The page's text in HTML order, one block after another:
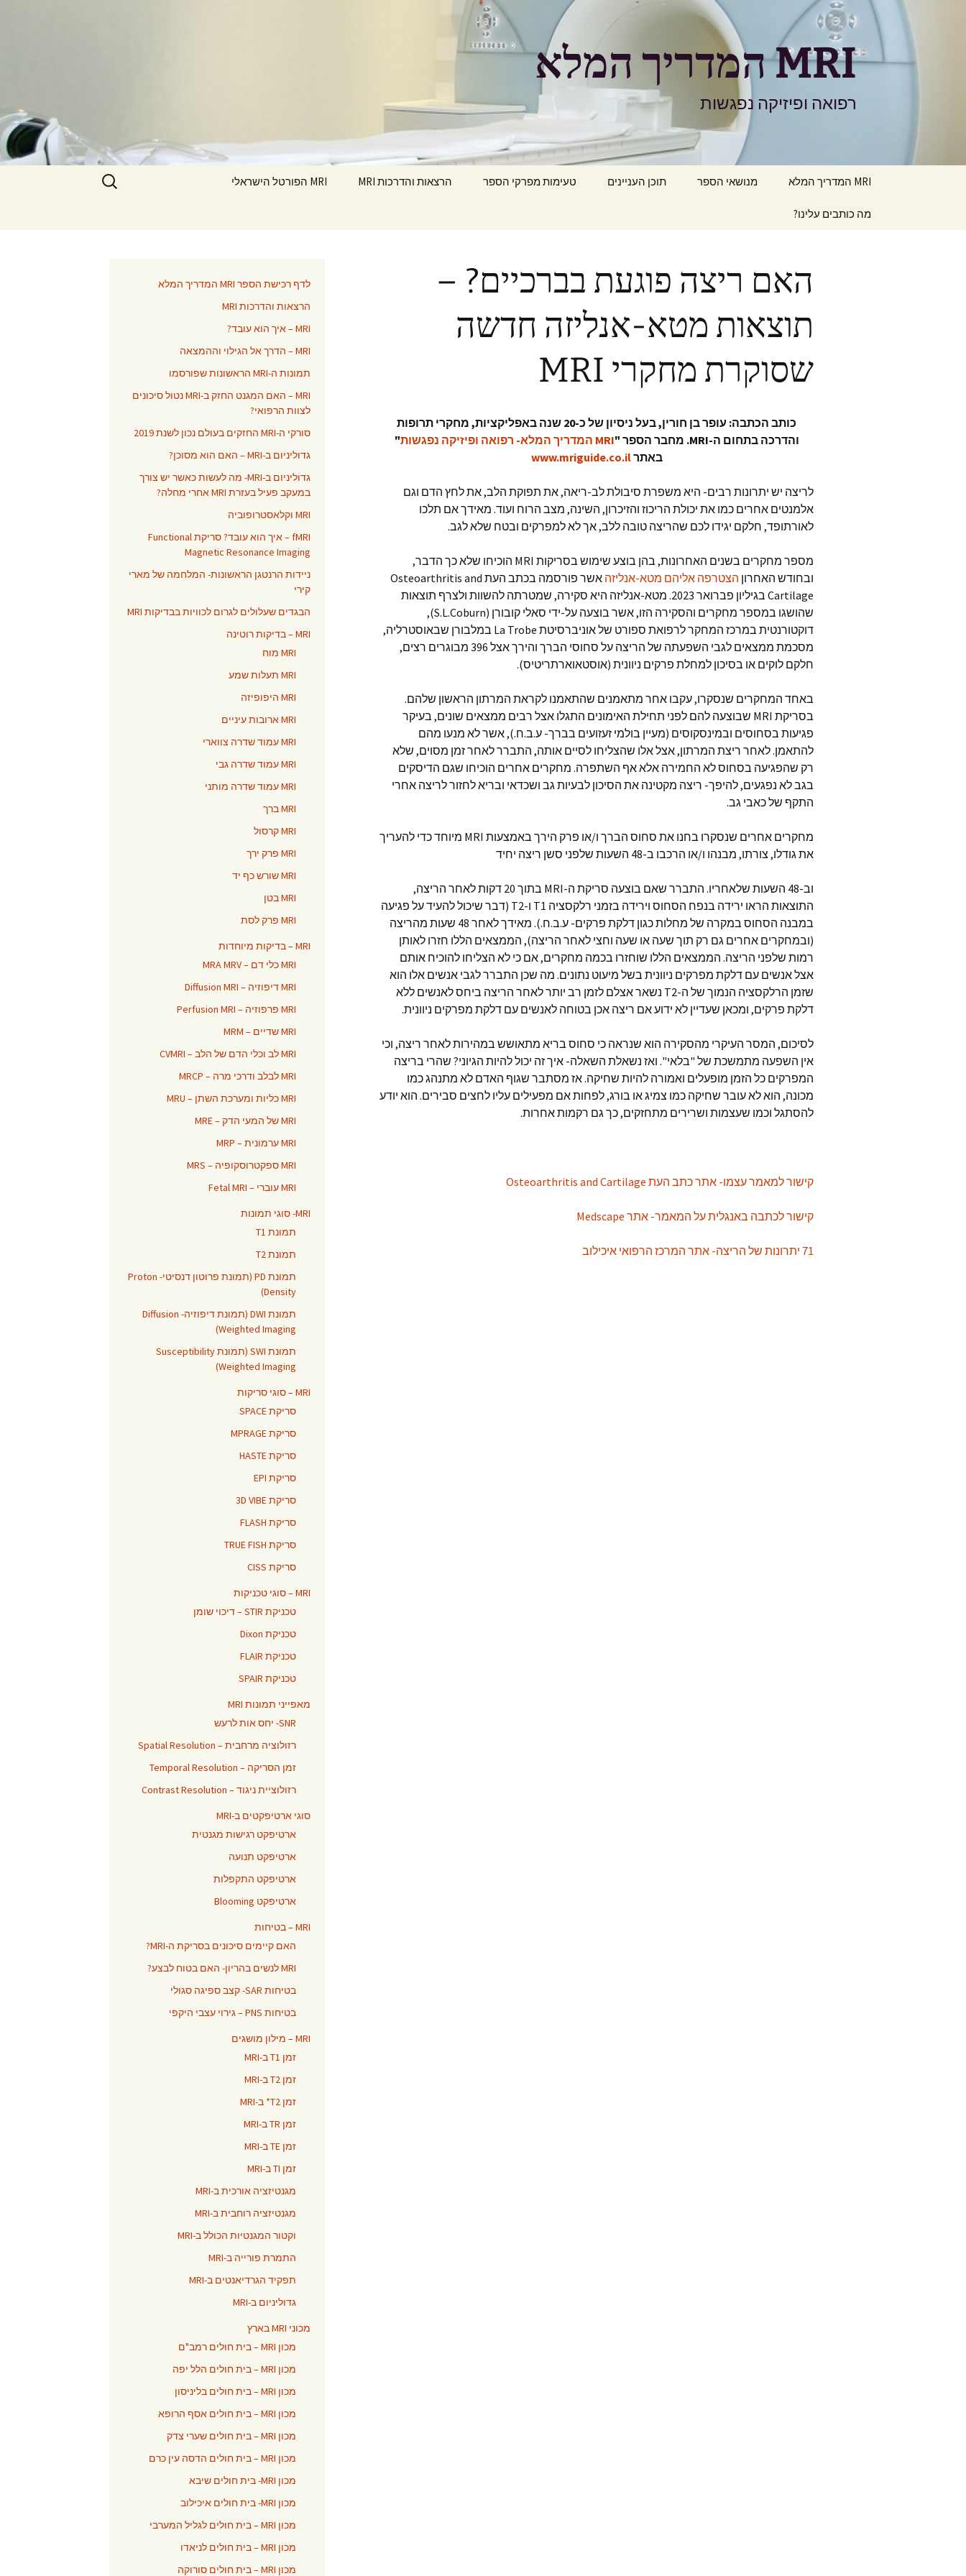
MRI המדריך המלא
רפואה ופיזיקה נפגשות
MRI המדריך המלא מנושאי הספר תוכן העניינים טעימות מפרקי הספר הרצאות והדרכות MRI MRI הפורטל הישראלי
מה כותבים עלינו?
חיפוש:
האם ריצה פוגעת בברכיים? –
תוצאות מטא-אנליזה חדשה
שסוקרת מחקרי MRI
כותב הכתבה: עופר בן חורין, בעל ניסיון של כ-20 שנה באפליקציות, מחקרי תרופות
והדרכה בתחום ה-MRI. מחבר הספר
"MRI המדריך המלא- רפואה ופיזיקה נפגשות
"
באתרwww.mriguide.co.il
לריצה יש יתרונות רבים- היא משפרת סיבולת לב-ריאה, את תפוקת הלב, את לחץ הדם וגם
אלמנטים אחרים כמו את יכולת הריכוז והזיכרון, השינה, מצב הרוח ועוד. מאידך אם תלכו
לאורתופד, חלקם יגידו לכם שהריצה טובה ללב, אך לא למפרקים ובטח שלא לגב.
מספר מחקרים בשנים האחרונות, בהן בוצע שימוש בסריקות MRI הוכיחו שלא כך הדבר,
ובחודש האחרון הצטרפה אליהם מטא-אנליזה
אשר פורסמה בכתב העת Osteoarthritis and
Cartilage בגיליון פברואר 2023. מטא-אנליזה היא סקירה, שמטרתה להשוות ולצרף תוצאות
שהושגו במספר מחקרים והסקירה הזו, אשר בוצעה על-ידי סאלי קובורן (S.L.Coburn),
דוקטורנטית במרכז המחקר לרפואת ספורט של אוניברסיטת La Trobe במלבורן שבאוסטרליה,
מסכמת ממצאים לגבי השפעתה של הריצה על סחוסי הברך והירך אצל 396 מבוגרים רצים,
חלקם לוקים או בסיכון למחלת פרקים ניוונית (אוסטאוארתריטיס).
באחד המחקרים שנסקרו, עקבו אחר מתאמנים שהתאמנו לקראת המרתון הראשון שלהם.
בסריקת MRI שבוצעה להם לפני תחילת האימונים התגלו אצל רבים ממצאים שונים, בעיקר
פגיעות בסחוסים ובמינסקוסים (מעיין בולמי זעזועים בברך- ע.ב.ח.), אשר לא מנעו מהם
להתאמן. לאחר ריצת המרתון, אצל אלו שהצליחו לסיים אותה, התברר לאחר זמן מסוים, שלא
רק שהפגיעה בסחוס לא החמירה אלא אף השתפרה. מחקרים אחרים הוכיחו שגם הדיסקים
בגב לא נפגעים, להיפך- ריצה מקטינה את הסיכון לבעיות גב ושכדאי ובריא לחזור לריצה אחרי
התקף של כאבי גב.
מחקרים אחרים שנסקרו בחנו את סחוס הברך ו/או פרק הירך באמצעות MRI מיוחד כדי להעריך
את גודלו, צורתו, מבנהו ו/או הרכבו ב-48 השעות שלפני סשן ריצה יחיד
וב-48 השעות שלאחריו. התברר שאם בוצעה סריקת ה-MRI בתוך 20 דקות לאחר הריצה,
התוצאות הראו ירידה בנפח הסחוס וירידה בזמני רלקסציה T1 ו-T2 (דבר שיכול להעיד על פגיעה
במבנה הסחוס במקרה של מחלות כגון דלקת פרקים- ע.ב.ח.). מאידך לאחר 48 שעות מהריצה
(ובמחקרים אחרים גם רק תוך שעה או שעה וחצי לאחר הריצה), הממצאים הללו חזרו לאותן
רמות שלפני הריצה. הממצאים הללו שוחזרו בכמה מחקרים, אם כי לא הצליחו להוכיח אותם
אצל אנשים עם דלקת מפרקים ניוונית בשל מיעוט נתונים. מה שכן התברר לגבי אנשים אלו הוא
שזמן הרלקסציה הנמוך של ה-T2 נשאר אצלם לזמן רב יותר לאחר הריצה ביחס לאנשים ללא
דלקת פרקים, ומכאן שעדיין לא ידוע אם ריצה אכן בטוחה לאנשים עם דלקת מפרקים ניוונית.
לסיכום, המסר העיקרי מהסקירה הוא שנראה כי סחוס בריא מתאושש במהירות לאחר ריצה, וכי
אין השפעה מתמשכת של "בלאי". ואז נשאלת השאלה- איך זה יכול להיות הגיוני? שהרי בריצה
המפרקים כל הזמן מופעלים ואמורה להיות שחיקה. אז מסתבר שגוף האדם לא מתנהג כמו
מכונה, הוא לא עובר שחיקה כמו צמיג או בורג, לפחות אם מפעילים עליו לחצים סבירים. הוא יודע
להסתגל וכמו שעצמות ושרירים מתחזקים, כך גם רקמות אחרות.
קישור למאמר עצמו- אתר כתב העת Osteoarthritis and Cartilage
קישור לכתבה באנגלית על המאמר- אתר Medscape
71 יתרונות של הריצה- אתר המרכז הרפואי איכילוב
לדף רכישת הספר MRI המדריך המלא
הרצאות והדרכות MRI
MRI – איך הוא עובד?
MRI – הדרך אל הגילוי וההמצאה
תמונות ה-MRI הראשונות שפורסמו
MRI – האם המגנט החזק ב-MRI נטול סיכונים
לצוות הרפואי?
סורקי ה-MRI החזקים בעולם נכון לשנת 2019
גדוליניום ב-MRI – האם הוא מסוכן?
גדוליניום ב-MRI- מה לעשות כאשר יש צורך
במעקב פעיל בעזרת MRI אחרי מחלה?
MRI וקלאסטרופוביה
fMRI – איך הוא עובד? סריקת Functional
Magnetic Resonance Imaging
ניידות הרנטגן הראשונות- המלחמה של מארי
קירי
הבגדים שעלולים לגרום לכוויות בבדיקות MRI
MRI – בדיקות רוטינה
MRI מוח
MRI תעלות שמע
MRI היפופיזה
MRI ארובות עיניים
MRI עמוד שדרה צווארי
MRI עמוד שדרה גבי
MRI עמוד שדרה מותני
MRI ברך
MRI קרסול
MRI פרק ירך
MRI שורש כף יד
MRI בטן
MRI פרק לסת
MRI – בדיקות מיוחדות
MRI כלי דם – MRA MRV
MRI דיפוזיה – Diffusion MRI
MRI פרפוזיה – Perfusion MRI
MRI שדיים – MRM
MRI לב וכלי הדם של הלב – CVMRI
MRI לבלב ודרכי מרה – MRCP
MRI כליות ומערכת השתן – MRU
MRI של המעי הדק – MRE
MRI ערמונית – MRP
MRI ספקטרוסקופיה – MRS
MRI עוברי – Fetal MRI
MRI- סוגי תמונות
תמונת T1
תמונת T2
תמונת PD (תמונת פרוטון דנסיטי- Proton
Density)
תמונת DWI (תמונת דיפוזיה- Diffusion
Weighted Imaging)
תמונת SWI (תמונת Susceptibility
Weighted Imaging)
MRI – סוגי סריקות
סריקת SPACE
סריקת MPRAGE
סריקת HASTE
סריקת EPI
סריקת 3D VIBE
סריקת FLASH
סריקת TRUE FISH
סריקת CISS
MRI – סוגי טכניקות
טכניקת STIR – דיכוי שומן
טכניקת Dixon
טכניקת FLAIR
טכניקת SPAIR
מאפייני תמונות MRI
SNR- יחס אות לרעש
רזולוציה מרחבית – Spatial Resolution
זמן הסריקה – Temporal Resolution
רזולוציית ניגוד – Contrast Resolution
סוגי ארטיפקטים ב-MRI
ארטיפקט רגישות מגנטית
ארטיפקט תנועה
ארטיפקט התקפלות
ארטיפקט Blooming
MRI – בטיחות
האם קיימים סיכונים בסריקת ה-MRI?
MRI לנשים בהריון- האם בטוח לבצע?
בטיחות SAR- קצב ספיגה סגולי
בטיחות PNS – גירוי עצבי היקפי
MRI – מילון מושגים
זמן T1 ב-MRI
זמן T2 ב-MRI
זמן T2* ב-MRI
זמן TR ב-MRI
זמן TE ב-MRI
זמן TI ב-MRI
מגנטיזציה אורכית ב-MRI
מגנטיזציה רוחבית ב-MRI
וקטור המגנטיות הכולל ב-MRI
התמרת פורייה ב-MRI
תפקיד הגרדיאנטים ב-MRI
גדוליניום ב-MRI
מכוני MRI בארץ
מכון MRI – בית חולים רמב"ם
מכון MRI – בית חולים הלל יפה
מכון MRI – בית חולים בליניסון
מכון MRI – בית חולים אסף הרופא
מכון MRI – בית חולים שערי צדק
מכון MRI – בית חולים הדסה עין כרם
מכון MRI- בית חולים שיבא
מכון MRI- בית חולים איכילוב
מכון MRI – בית חולים לגליל המערבי
מכון MRI – בית חולים לניאדו
מכון MRI – בית חולים סורוקה